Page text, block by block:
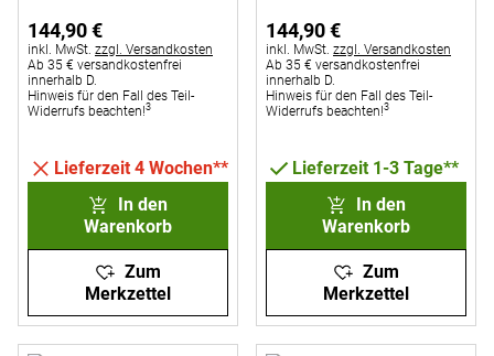
144,90€
Steuerhinweis:
inkl. MwSt. zzgl. Versandkosten
Ab 35 € versandkostenfrei
innerhalb D.
Hinweis für den Fall des Teil-
Widerrufs beachten!3
Lieferzeit 4 Wochen**
In den
Warenkorb
Zum
Merkzettel
144,90€
Steuerhinweis:
inkl. MwSt. zzgl. Versandkosten
Ab 35 € versandkostenfrei
innerhalb D.
Hinweis für den Fall des Teil-
Widerrufs beachten!3
Lieferzeit 1-3 Tage**
In den
Warenkorb
Zum
Merkzettel